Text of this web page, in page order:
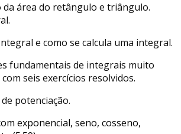
da área do retângulo e triângulo.
e como se calcula uma integral.
fundamentais de integrais muito
seis exercícios resolvidos.
potenciação.
exponencial, seno, cosseno,